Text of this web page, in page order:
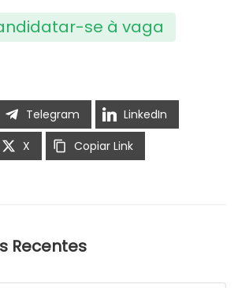
se à vaga
Telegram
LinkedIn
X Copiar Link
Recentes